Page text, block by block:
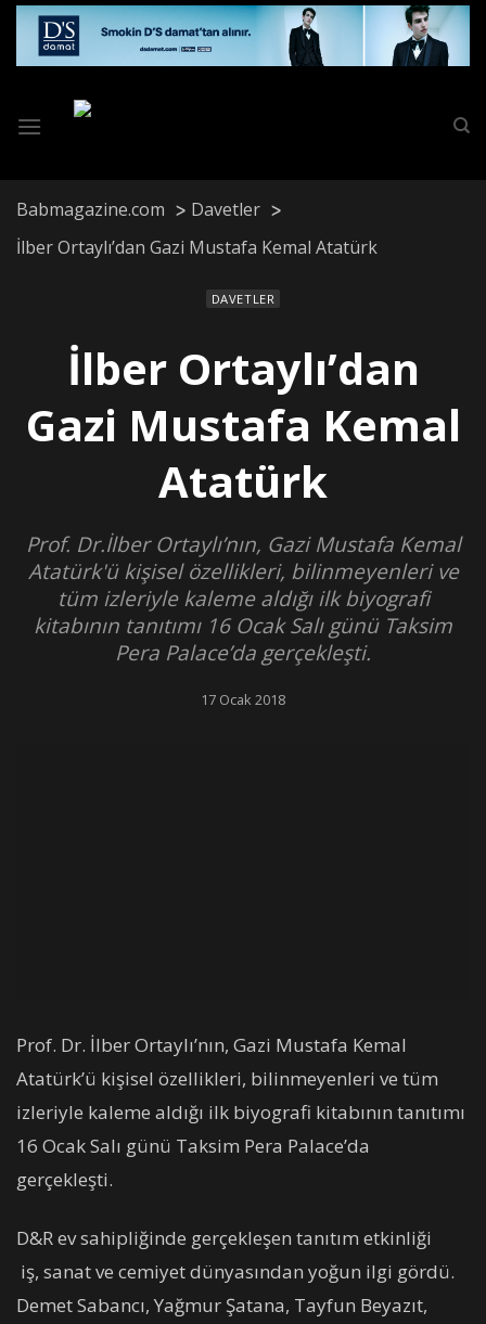
Skip
content
Babmagazine.com
Davetler
İlber Ortaylı’dan Gazi Mustafa Kemal Atatürk
DAVETLER
İlber Ortaylı’dan
Gazi Mustafa Kemal
Atatürk
Prof. Dr.İlber Ortaylı’nın, Gazi Mustafa Kemal
Atatürk'ü kişisel özellikleri, bilinmeyenleri ve
tüm izleriyle kaleme aldığı ilk biyografi
kitabının tanıtımı 16 Ocak Salı günü Taksim
Pera Palace’da gerçekleşti.
17 Ocak 2018
Prof. Dr. İlber Ortaylı’nın, Gazi Mustafa Kemal
Atatürk’ü kişisel özellikleri, bilinmeyenleri ve tüm
izleriyle kaleme aldığı ilk biyografi kitabının tanıtımı
16 Ocak Salı günü Taksim Pera Palace’da
gerçekleşti.
D&R ev sahipliğinde gerçekleşen tanıtım etkinliği
iş, sanat ve cemiyet dünyasından yoğun ilgi gördü.
Demet Sabancı, Yağmur Şatana, Tayfun Beyazıt,